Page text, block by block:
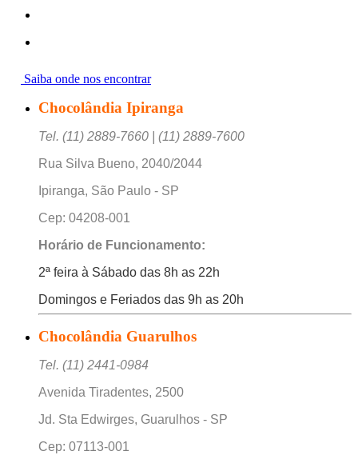
Saiba onde nos encontrar
Chocolândia Ipiranga
Tel. (11) 2889-7660 | (11) 2889-7600
Rua Silva Bueno, 2040/2044
Ipiranga, São Paulo - SP
Cep: 04208-001
Horário de Funcionamento:
2ª feira à Sábado das 8h as 22h
Domingos e Feriados das 9h as 20h
Chocolândia Guarulhos
Tel. (11) 2441-0984
Avenida Tiradentes, 2500
Jd. Sta Edwirges, Guarulhos - SP
Cep: 07113-001